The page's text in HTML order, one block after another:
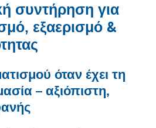
συντήρηση για
εξαερισμό &
όταν έχει τη
– αξιόπιστη,